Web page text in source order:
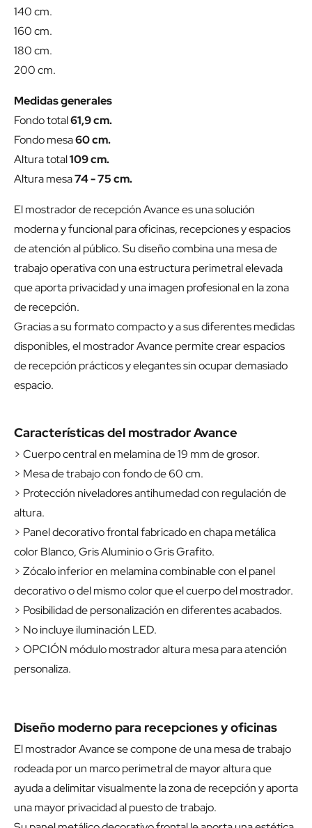
140 cm.
160 cm.
180 cm.
200 cm.
Medidas generales
Fondo total61,9 cm.
Fondo mesa60 cm.
Altura total109 cm.
Altura mesa74 - 75 cm.
El mostrador de recepción Avance es una solución
moderna y funcional para oficinas, recepciones y espacios
de atención al público. Su diseño combina una mesa de
trabajo operativa con una estructura perimetral elevada
que aporta privacidad y una imagen profesional en la zona
de recepción.
Gracias a su formato compacto y a sus diferentes medidas
disponibles, el mostrador Avance permite crear espacios
de recepción prácticos y elegantes sin ocupar demasiado
espacio.
Características del mostrador Avance
> Cuerpo central en melamina de 19 mm de grosor.
> Mesa de trabajo con fondo de 60 cm.
> Protección niveladores antihumedad con regulación de
altura.
> Panel decorativo frontal fabricado en chapa metálica
color Blanco, Gris Aluminio o Gris Grafito.
> Zócalo inferior en melamina combinable con el panel
decorativo o del mismo color que el cuerpo del mostrador.
> Posibilidad de personalización en diferentes acabados.
> No incluye iluminación LED.
> OPCIÓN módulo mostrador altura mesa para atención
personaliza.
Diseño moderno para recepciones y oficinas
El mostrador Avance se compone de una mesa de trabajo
rodeada por un marco perimetral de mayor altura que
ayuda a delimitar visualmente la zona de recepción y aporta
una mayor privacidad al puesto de trabajo.